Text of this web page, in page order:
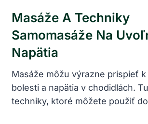
Masáže A Techniky
Samomasáže Na
Napätia
Masáže môžu výrazne prispieť
bolesti a napätia v chodidlách.
techniky, ktoré môžete použiť